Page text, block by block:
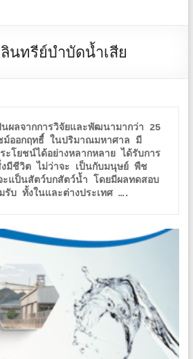
นทรีย์บำบัดน้ำเสีย
ผลจากการวิจัยและพัฒนามากว่า 25
ม์ออกฤทธื์ ในปริมาณมหาศาล มี
โยชน์ได้อย่างหลากหลาย ได้รับการ
มีชีวิต ไม่ว่าจะ เป็นกับมนุษย์ พืช
ะแป็นสัตว์บกสัตว์น้ำ โดยมีผลทดสอบ
รับ ทั้งในและต่างประเทศ ….